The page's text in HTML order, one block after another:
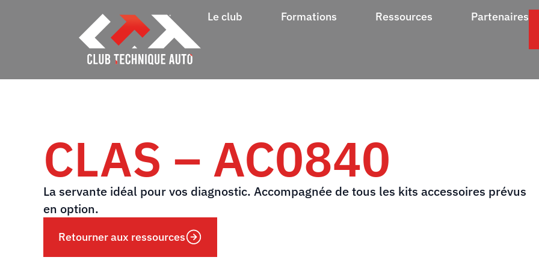
Le club Formations Ressources
Partenaires
CLAS – AC0840
La servante idéal pour vos diagnostic. Accompagnée de tous les kits accessoires prévus
en option.
Retourner aux ressources